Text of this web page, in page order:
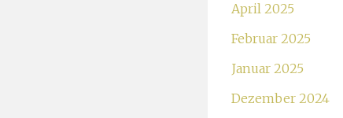
April 2025
Februar 2025
Januar 2025
Dezember 2024